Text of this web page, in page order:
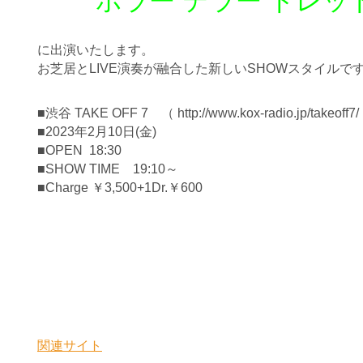
に出演いたします。
お芝居とLIVE演奏が融合した新しいSHOWスタイルです
■渋谷 TAKE OFF 7 （ http://www.kox-radio.jp/takeoff7/
■2023年2月10日(金)
■OPEN 18:30
■SHOW TIME 19:10～
■Charge ￥3,500+1Dr.￥600
関連サイト